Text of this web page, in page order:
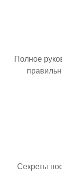
Полное
Секреты